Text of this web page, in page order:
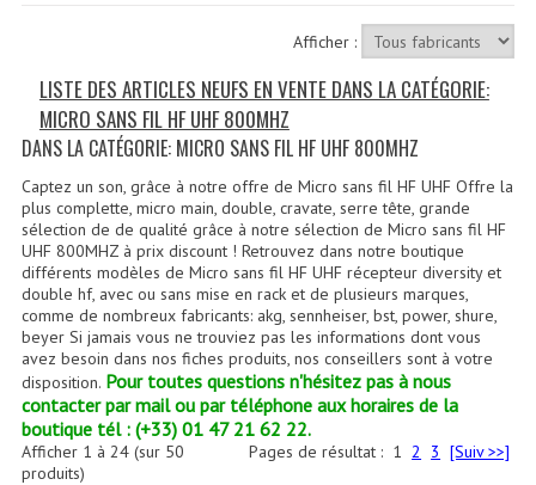
Recevoir Nos Promotions
Faire Votre Devis
CATÉGORIES
Sonorisation
Accessoires Pieds Cellules Diamants
Accessoires Enceintes
Accessoires Micro, Pieds De Régie
Cellule (s)
Afficher :
LISTE DES ARTICLES NEUFS EN VENTE DANS LA CATÉGORIE:
MICRO SANS FIL HF UHF 800MHZ
DANS LA CATÉGORIE: MICRO SANS FIL HF UHF 800MHZ
Captez un son, grâce à notre offre de Micro sans fil HF UHF Offre la
plus complette, micro main, double, cravate, serre tête, grande
sélection de de qualité grâce à notre sélection de Micro sans fil HF
UHF 800MHZ à prix discount ! Retrouvez dans notre boutique
différents modèles de Micro sans fil HF UHF récepteur diversity et
double hf, avec ou sans mise en rack et de plusieurs marques,
comme de nombreux fabricants: akg, sennheiser, bst, power, shure,
beyer Si jamais vous ne trouviez pas les informations dont vous
avez besoin dans nos fiches produits, nos conseillers sont à votre
disposition. Pour toutes questions n'hésitez pas à nous
contacter par mail ou par téléphone aux horaires de la
boutique tél : (+33) 01 47 21 62 22.
Pages de résultat : 1 2 3 [Suiv >>]
Afficher 1 à 24(sur 50
produits)